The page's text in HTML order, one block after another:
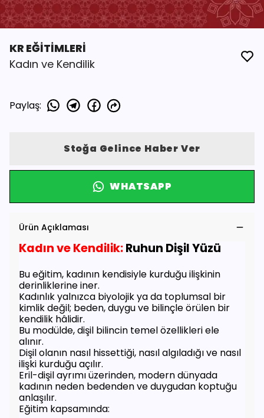
KR EĞİTİMLERİ
Kadın ve Kendilik
Paylaş:
Stoğa Gelince Haber Ver
WHATSAPP
Ürün Açıklaması
Kadın ve Kendilik:Ruhun Dişil Yüzü
Bu eğitim, kadının kendisiyle kurduğu ilişkinin
derinliklerine iner.
Kadınlık yalnızca biyolojik ya da toplumsal bir
kimlik değil; beden, duygu ve bilinçle örülen bir
kendilik hâlidir.
Bu modülde, dişil bilincin temel özellikleri ele
alınır.
Dişil olanın nasıl hissettiği, nasıl algıladığı ve nasıl
ilişki kurduğu açılır.
Eril-dişil ayrımı üzerinden, modern dünyada
kadının neden bedenden ve duygudan koptuğu
anlaşılır.
Eğitim kapsamında: